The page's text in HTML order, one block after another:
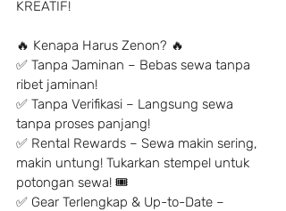
KREATIF!
🔥 Kenapa Harus Zenon? 🔥
✅ Tanpa Jaminan – Bebas sewa tanpa
ribet jaminan!
✅ Tanpa Verifikasi – Langsung sewa
tanpa proses panjang!
✅ Rental Rewards – Sewa makin sering,
makin untung! Tukarkan stempel untuk
potongan sewa! 🎟
✅ Gear Terlengkap & Up-to-Date –